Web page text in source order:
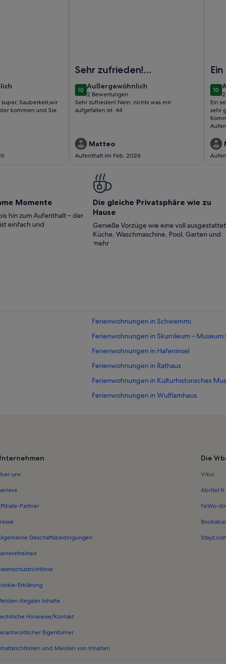
und
Sauberkeit,wir
kommen und Sie
Sehr zufrieden!
Nein, nichts was mir
1010 von 10
Außergewöhnlich
außergewöhnlich
2 Bewertungen
(2
bewertungen)
Sehr zufrieden! Nein, nichts was mir
aufgefallen ist. 44
Matteo
Aufenthalt im Feb. 2026
1010
Ein
sehr guter
Momente
hin zum Aufenthalt – der
einfach und
Die gleiche Privatsphäre wie zu
Hause
Genieße Vorzüge wie eine voll
Küche, Waschmaschine, Pool, Garten und
mehr
Ferienwohnungen in Schwemmi
Ferienwohnungen in Skurrileum –
Ferienwohnungen in Hafeninsel
Ferienwohnungen in Rathaus
Ferienwohnungen in Kulturhistorisches
Ferienwohnungen in Wulflamhaus
Ferienwohnungen und Apartments in
Longstay in Klein Kubbelkow
uns
Partner
Geschäftsbedingungen
Erklärung
illegaler Inhalte
Hinweise/Kontakt
Eigentümer
und Melden von Inhalten
Die
Vrbo
Abritel.fr
FeWo-